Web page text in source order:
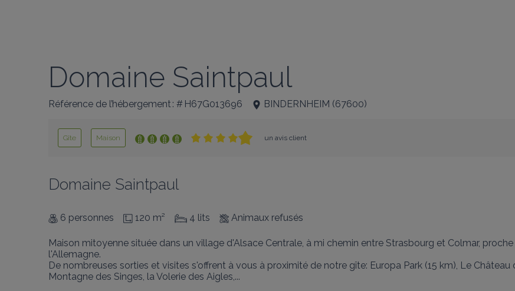
Domaine Saintpaul
Référence de l’hébergement : # H67G013696 BINDERNHEIM (67600)
Gîte Maison un avis client
Domaine Saintpaul
6 personnes 120 m² 4 lits Animaux refusés
Maison mitoyenne située dans un village d'Alsace Centrale, à mi chemin entre Strasbourg et Colmar,
l'Allemagne.
De nombreuses sorties et visites s'offrent à vous à proximité de notre gîte: Europa Park (15 km), Le
Montagne des Singes, la Volerie des Aigles,...